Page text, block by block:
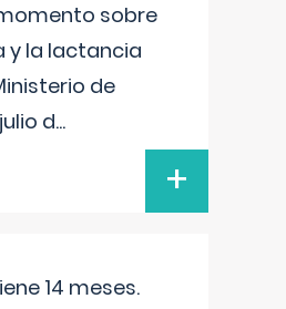
sobre
y la lactancia
de
d...
+
14 meses.